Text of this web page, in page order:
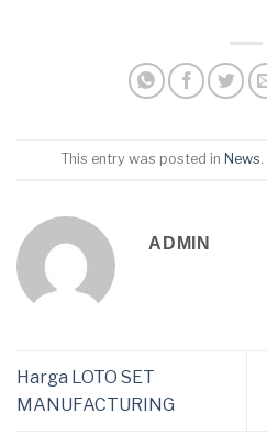
This entry was posted in News
ADMIN
Harga LOTO SET
MANUFACTURING